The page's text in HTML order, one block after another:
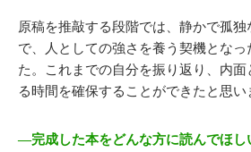
原稿を推敲する段階では、静かで孤独
で、人としての強さを養う契機とな
た。これまでの自分を振り返り、内面
る時間を確保することができたと思い
―完成した本をどんな方に読んでほし